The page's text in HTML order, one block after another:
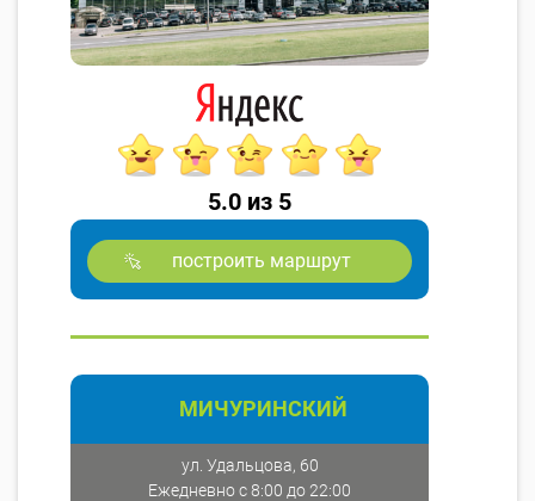
5.0 из 5
построить маршрут
МИЧУРИНСКИЙ
ул. Удальцова, 60
Ежедневно с 8:00 до 22:00